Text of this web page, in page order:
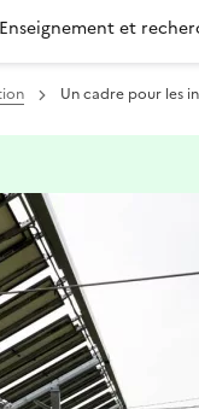
Enseignement et
Un cadre pour les